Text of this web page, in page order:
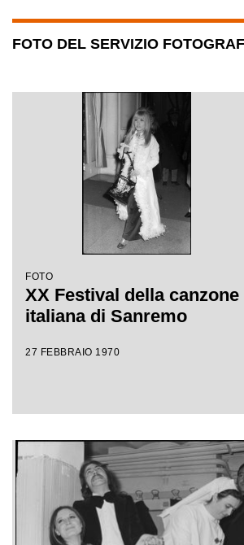
FOTO DEL SERVIZIO
FOTO
XX Festival della canzone
italiana di Sanremo
27 FEBBRAIO 1970